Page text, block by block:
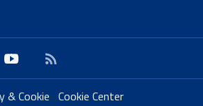
& Cookie Cookie Center